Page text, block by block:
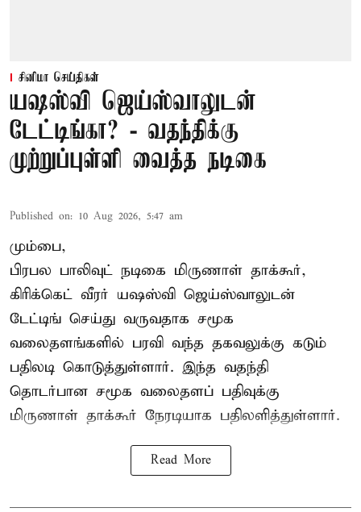
சினிமா செய்திகள்
யஷஸ்வி ஜெய்ஸ்வாலுடன்
டேட்டிங்கா? - வதந்திக்கு
முற்றுப்புள்ளி வைத்த நடிகை
Published on: 10 Aug 2026, 5:47 am
மும்பை,
பிரபல பாலிவுட் நடிகை மிருணாள் தாக்கூர்,
கிரிக்கெட் வீரர் யஷஸ்வி ஜெய்ஸ்வாலுடன்
டேட்டிங் செய்து வருவதாக சமூக
வலைதளங்களில் பரவி வந்த தகவலுக்கு கடும்
பதிலடி கொடுத்துள்ளார். இந்த வதந்தி
தொடர்பான சமூக வலைதளப் பதிவுக்கு
மிருணாள் தாக்கூர் நேரடியாக பதிலளித்துள்ளார்.
Read More